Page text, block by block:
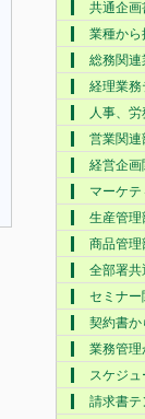
共通企画
業種から
総務関連
経理業務
人事、
営業関連
経営企画
マーケ
生産管理
商品管理
全部署共
セミナー
契約書か
業務管理
スケジ
請求書テ